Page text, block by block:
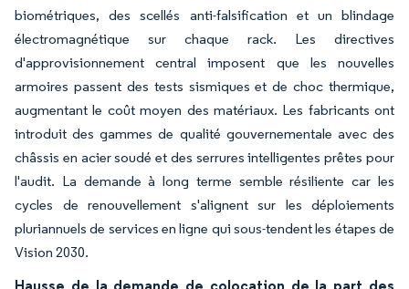
biométriques, des scellés anti-falsification et un blindage
électromagnétique sur chaque rack. Les directives
d'approvisionnement central imposent que les nouvelles
armoires passent des tests sismiques et de choc thermique,
augmentant le coût moyen des matériaux. Les fabricants ont
introduit des gammes de qualité gouvernementale avec des
châssis en acier soudé et des serrures intelligentes prêtes pour
l'audit. La demande à long terme semble résiliente car les
cycles de renouvellement s'alignent sur les déploiements
pluriannuels de services en ligne qui sous-tendent les étapes de
Vision 2030.
Hausse de la demande de colocation de la part des